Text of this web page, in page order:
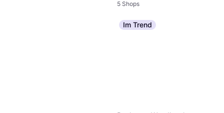
5 Shops
Im Trend